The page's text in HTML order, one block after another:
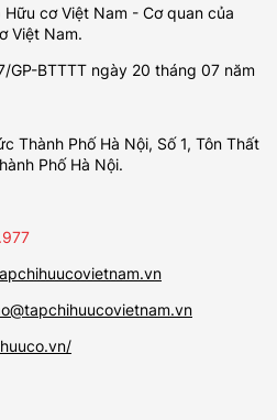
cơ Việt Nam - Cơ quan của
Việt Nam.
GP-BTTTT ngày 20 tháng 07 năm
Thành Phố Hà Nội, Số 1, Tôn Thất
Phố Hà Nội.